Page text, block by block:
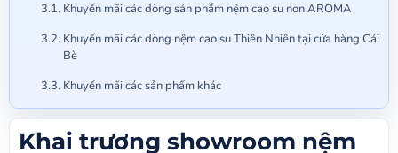
Khuyến mãi các dòng sản phẩm nệm cao su non AROMA
Khuyến mãi các dòng nệm cao su Thiên Nhiên tại cửa hàng Cái
Bè
Khuyến mãi các sản phẩm khác
Khai trương showroom nệm